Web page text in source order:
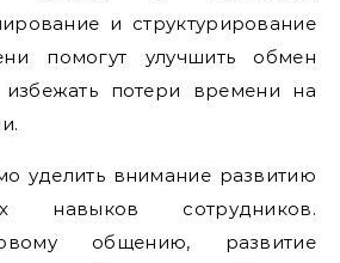
и структурирование
помогут улучшить обмен
потери времени на
уделить внимание развитию
навыков сотрудников.
общению, развитие